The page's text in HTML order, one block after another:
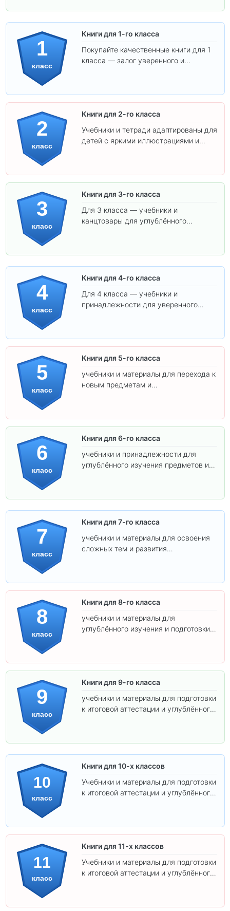
1
класс
Книги для 1-го класса
Покупайте качественные книги для 1
класса — залог уверенного и
2
класс
Книги для 2-го класса
Учебники и тетради адаптированы для
детей с яркими иллюстрациями и
3
класс
Книги для 3-го класса
Для 3 класса — учебники и
канцтовары для углублённого
4
класс
Книги для 4-го класса
Для 4 класса — учебники и
принадлежности для уверенного
5
класс
Книги для 5-го класса
учебники и материалы для перехода к
новым предметам и
6
класс
Книги для 6-го класса
учебники и принадлежности для
углублённого изучения предметов и
7
класс
Книги для 7-го класса
учебники и материалы для освоения
сложных тем и развития
8
класс
Книги для 8-го класса
учебники и материалы для
углублённого изучения и подготовки к
9
класс
Книги для 9-го класса
учебники и материалы для подготовки
к итоговой аттестации и углублённого
10
класс
Книги для 10-х классов
Учебники и материалы для подготовки
к итоговой аттестации и углублённого
11
класс
Книги для 11-х классов
Учебники и материалы для подготовки
к итоговой аттестации и углублённого